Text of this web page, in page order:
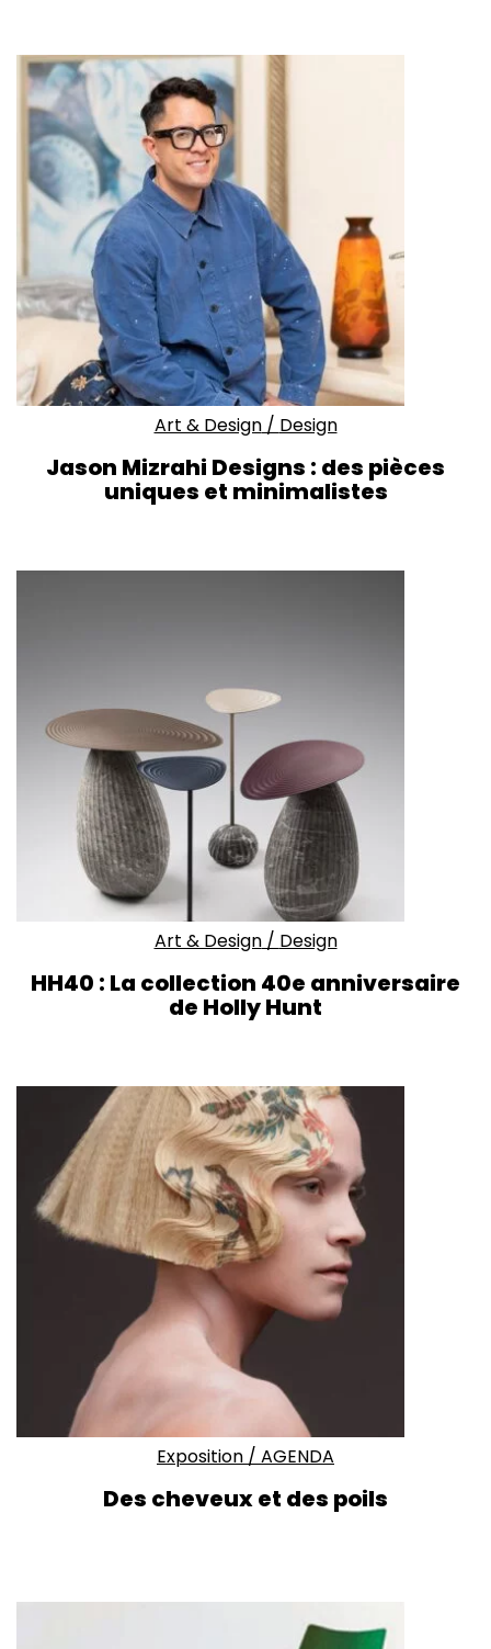
Art & Design/ Design
Jason Mizrahi Designs : des pièces
uniques et minimalistes
Art & Design/ Design
HH40 : La collection 40e anniversaire
de Holly Hunt
Exposition / AGENDA
Des cheveux et des poils